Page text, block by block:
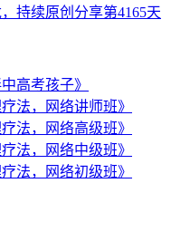
持续原创分享第4165天
高考孩子》
法，网络讲师班》
法，网络高级班》
法，网络中级班》
法，网络初级班》